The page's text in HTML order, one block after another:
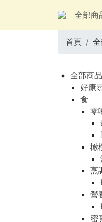
全部商
首頁
全部商
好康
食
零
橄
烹
營
密